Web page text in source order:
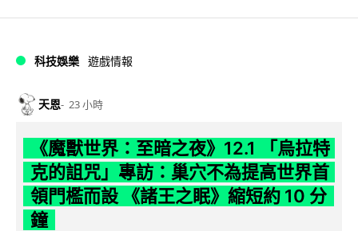
科技娛樂 遊戲情報
天恩 23 小時
《魔獸世界：至暗之夜》12.1 「烏拉特
克的詛咒」專訪：巢穴不為提高世界首
領門檻而設 《諸王之眠》縮短約 10 分
鐘